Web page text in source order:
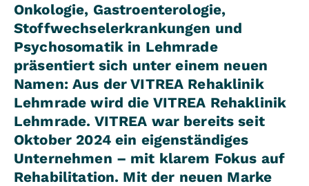
Onkologie, Gastroenterologie,
Stoffwechselerkrankungen und
Psychosomatik in Lehmrade
präsentiert sich unter einem neuen
Namen: Aus der VITREA Rehaklinik
Lehmrade wird die VITREA Rehaklinik
Lehmrade. VITREA war bereits seit
Oktober 2024 ein eigenständiges
Unternehmen – mit klarem Fokus auf
Rehabilitation. Mit der neuen Marke